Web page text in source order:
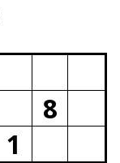
8
1